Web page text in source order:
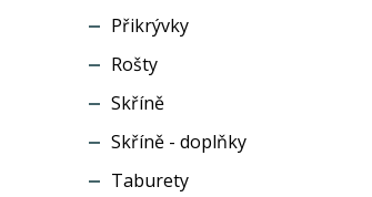
Přikrývky
Rošty
Skříně
Skříně - doplňky
Taburety